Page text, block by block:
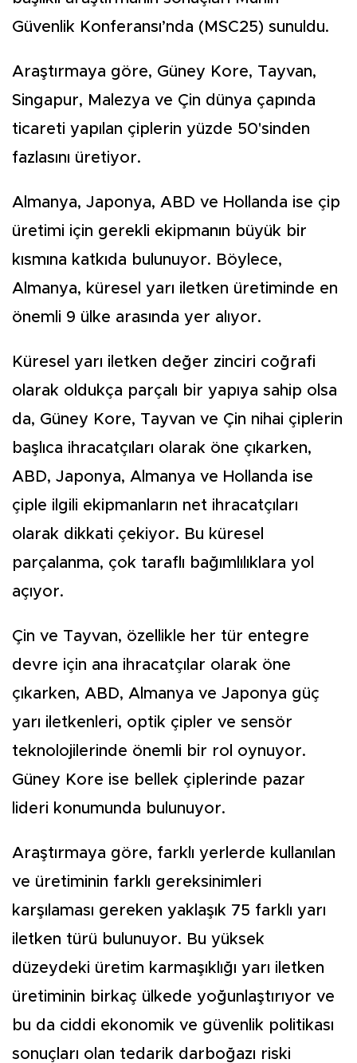
Güvenlik Konferansı’nda (MSC25) sunuldu.
Araştırmaya göre, Güney Kore, Tayvan,
Singapur, Malezya ve Çin dünya çapında
ticareti yapılan çiplerin yüzde 50'sinden
fazlasını üretiyor.
Almanya, Japonya, ABD ve Hollanda ise çip
üretimi için gerekli ekipmanın büyük bir
kısmına katkıda bulunuyor. Böylece,
Almanya, küresel yarı iletken üretiminde en
önemli 9 ülke arasında yer alıyor.
Küresel yarı iletken değer zinciri coğrafi
olarak oldukça parçalı bir yapıya sahip olsa
da, Güney Kore, Tayvan ve Çin nihai çiplerin
başlıca ihracatçıları olarak öne çıkarken,
ABD, Japonya, Almanya ve Hollanda ise
çiple ilgili ekipmanların net ihracatçıları
olarak dikkati çekiyor. Bu küresel
parçalanma, çok taraflı bağımlılıklara yol
açıyor.
Çin ve Tayvan, özellikle her tür entegre
devre için ana ihracatçılar olarak öne
çıkarken, ABD, Almanya ve Japonya güç
yarı iletkenleri, optik çipler ve sensör
teknolojilerinde önemli bir rol oynuyor.
Güney Kore ise bellek çiplerinde pazar
lideri konumunda bulunuyor.
Araştırmaya göre, farklı yerlerde kullanılan
ve üretiminin farklı gereksinimleri
karşılaması gereken yaklaşık 75 farklı yarı
iletken türü bulunuyor. Bu yüksek
düzeydeki üretim karmaşıklığı yarı iletken
üretiminin birkaç ülkede yoğunlaştırıyor ve
bu da ciddi ekonomik ve güvenlik politikası
sonuçları olan tedarik darboğazı riski